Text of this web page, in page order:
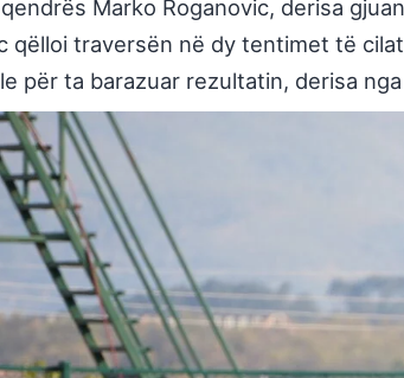
Marko Roganovic, derisa
qëlloi traversën në dy tentimet të
për ta barazuar rezultatin, derisa